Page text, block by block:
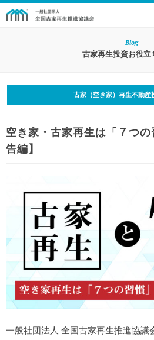
Blog
古家再生投資お役立
古家（空き家）再生不動産
空き家・古家再生は「７つ
告編】
一般社団法人 全国古家再生推進協